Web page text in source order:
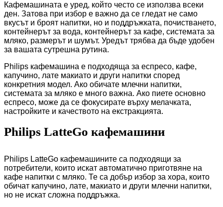
Кафемашината е уред, който често се използва всеки
ден. Затова при избор е важно да се гледат не само
вкусът и броят напитки, но и поддръжката, почистването,
контейнерът за вода, контейнерът за кафе, системата за
мляко, размерът и шумът. Уредът трябва да бъде удобен
за вашата сутрешна рутина.
Philips кафемашина е подходяща за еспресо, кафе,
капучино, лате макиато и други напитки според
конкретния модел. Ако обичате млечни напитки,
системата за мляко е много важна. Ако пиете основно
еспресо, може да се фокусирате върху мелачката,
настройките и качеството на екстракцията.
Philips LatteGo кафемашини
Philips LatteGo кафемашините са подходящи за
потребители, които искат автоматично приготвяне на
кафе напитки с мляко. Те са добър избор за хора, които
обичат капучино, лате, макиато и други млечни напитки,
но не искат сложна поддръжка.